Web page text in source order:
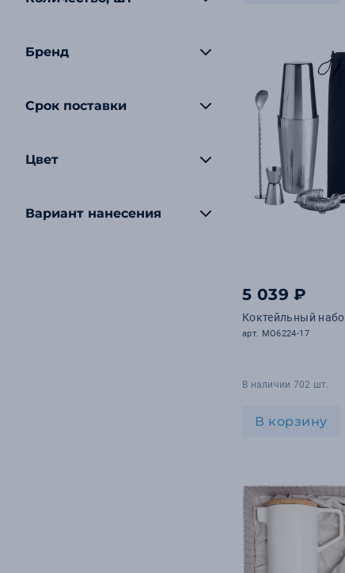
Бренд
Срок поставки
Цвет
Вариант нанесения
5 039 ₽
Коктейльный
арт. MO6224-17
В наличии 702 шт.
В корзину